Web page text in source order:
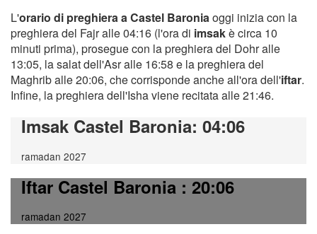
L'orario di preghiera a Castel Baroniaoggi inizia con la
preghiera del Fajr alle 04:16 (l'ora di imsakè circa 10
minuti prima), prosegue con la preghiera del Dohr alle
13:05, la salat dell'Asr alle 16:58 e la preghiera del
Maghrib alle 20:06, che corrisponde anche all'ora dell'iftar.
Infine, la preghiera dell'Isha viene recitata alle 21:46.
Imsak Castel Baronia: 04:06
ramadan 2027
Iftar Castel Baronia: 20:06
ramadan 2027